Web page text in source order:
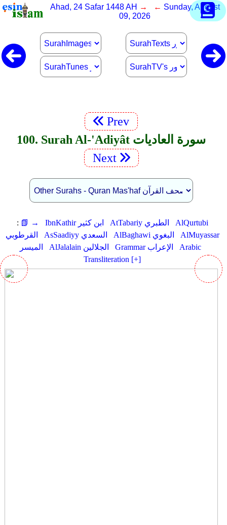
Ahad, 24 Safar 1448 AH → ← Sunday, August
09, 2026
Prev
100. Surah Al-'Adiyât سورة العاديات
Next
: 📗 → IbnKathir ابن كثير AtTabariy الطبري
AlQurtubi
القرطوبي
AsSaadiyy السعدي AlBaghawi البغوي
AlMuyassar
الميسر
AlJalalain الجلالين Grammar الإعراب
Arabic
Transliteration [+]